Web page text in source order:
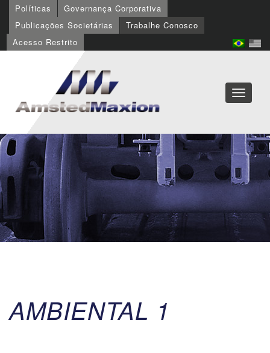
Políticas
Governança Corporativa
Publicações Societárias
Trabalhe Conosco
Acesso Restrito
AMBIENTAL 1